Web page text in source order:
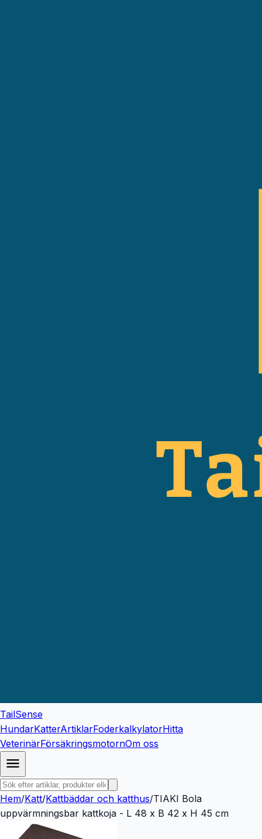
TailSense
HundarKatterArtiklarFoderkalkylatorHitta
VeterinärFörsäkringsmotornOm oss
Hem/Katt/Kattbäddar och katthus/TIAKI Bola
uppvärmningsbar kattkoja - L 48 x B 42 x H 45 cm